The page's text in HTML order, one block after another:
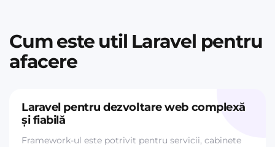
Cum este util Laravel pentru
afacere
Laravel pentru dezvoltare web complexă
și fiabilă
Framework-ul este potrivit pentru servicii, cabinete